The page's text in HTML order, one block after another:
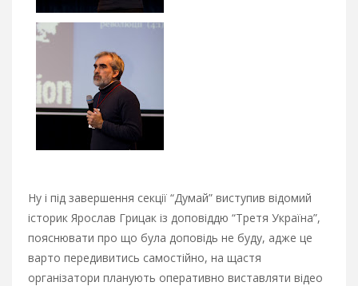
Ну і під завершення секції “Думай” виступив відомий
історик Ярослав Грицак із доповіддю “Третя Україна”,
пояснювати про що була доповідь не буду, адже це
варто передивитись самостійно, на щастя
організатори планують оперативно виставляти відео